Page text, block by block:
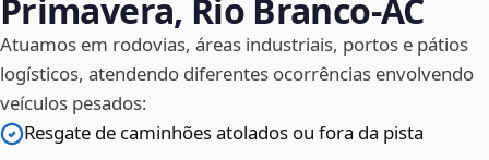
Primavera, Rio Branco‑AC
Atuamos em rodovias, áreas industriais, portos e pátios
logísticos, atendendo diferentes ocorrências envolvendo
veículos pesados:
Resgate de caminhões atolados ou fora da pista